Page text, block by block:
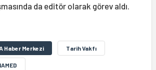
da editör olarak görev aldı.
Haber Merkezi Tarih Vakfı